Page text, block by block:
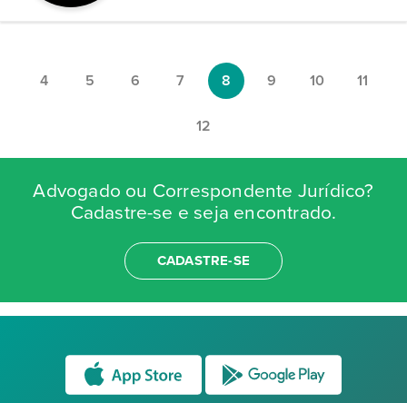
4 5 6 7 8 9 10 11
12
Advogado ou Correspondente Jurídico?
Cadastre-se e seja encontrado.
CADASTRE-SE